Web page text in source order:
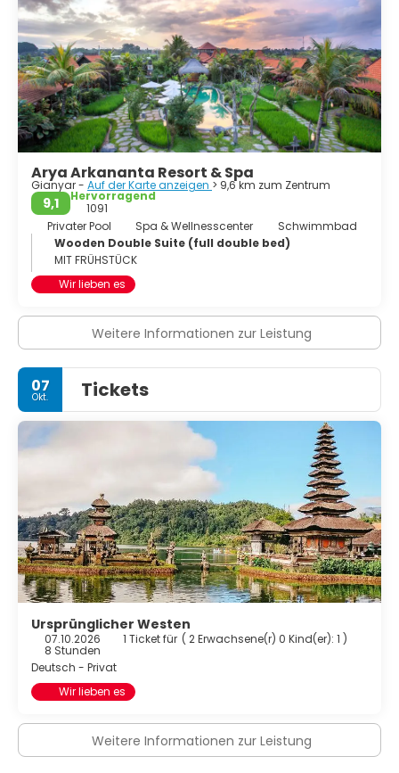
Arya Arkananta Resort & Spa
Gianyar - Auf der Karte anzeigen > 9,6 km zum Zentrum
9,1
Hervorragend
1091
Privater Pool
Spa & Wellnesscenter
Schwimmbad
Wooden Double Suite (full double bed)
MIT FRÜHSTÜCK
Wir lieben es
Weitere Informationen zur Leistung
07
Okt. Tickets
Ursprünglicher Westen
07.10.2026 1 Ticket für ( 2 Erwachsene(r) 0 Kind(er): 1 )
8 Stunden
Deutsch - Privat
Wir lieben es
Weitere Informationen zur Leistung